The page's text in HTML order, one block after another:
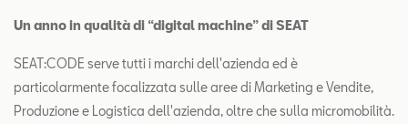
Un anno in qualità di “digital machine” di SEAT
SEAT:CODE serve tutti i marchi dell'azienda ed è
particolarmente focalizzata sulle aree di Marketing e Vendite,
Produzione e Logistica dell'azienda, oltre che sulla micromobilità.